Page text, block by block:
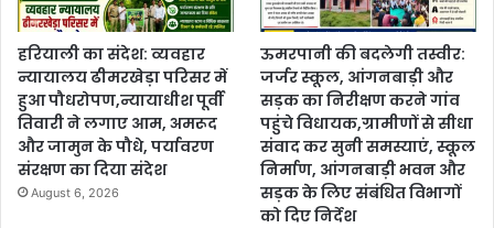
हरियाली का संदेश: व्यवहार
न्यायालय ढीमरखेड़ा परिसर में
हुआ पौधरोपण,न्यायाधीश पूर्वी
तिवारी ने लगाए आम, अमरूद
और जामुन के पौधे, पर्यावरण
संरक्षण का दिया संदेश
August 6, 2026
ऊमरपानी की बदलेगी तस्वीर:
जर्जर स्कूल, आंगनबाड़ी और
सड़क का निरीक्षण करने गांव
पहुंचे विधायक,ग्रामीणों से सीधा
संवाद कर सुनी समस्याएं, स्कूल
निर्माण, आंगनबाड़ी भवन और
सड़क के लिए संबंधित विभागों
को दिए निर्देश